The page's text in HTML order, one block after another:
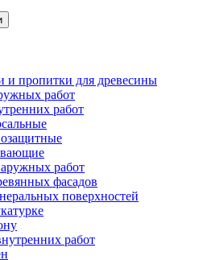
и пропитки для древесины
работ
работ
работ
фасадов
поверхностей
работ